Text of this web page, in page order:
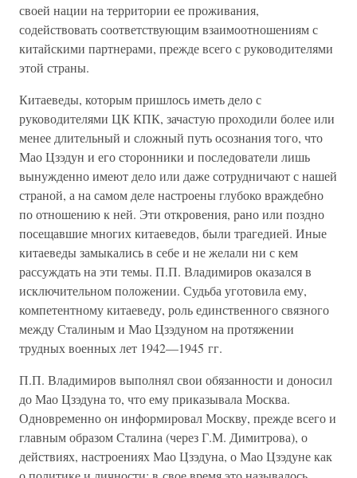
своей нации на территории ее проживания,
содействовать соответствующим взаимоотношениям с
китайскими партнерами, прежде всего с руководителями
этой страны.
Китаеведы, которым пришлось иметь дело с
руководителями ЦК КПК, зачастую проходили более или
менее длительный и сложный путь осознания того, что
Мао Цзэдун и его сторонники и последователи лишь
вынужденно имеют дело или даже сотрудничают с нашей
страной, а на самом деле настроены глубоко враждебно
по отношению к ней. Эти откровения, рано или поздно
посещавшие многих китаеведов, были трагедией. Иные
китаеведы замыкались в себе и не желали ни с кем
рассуждать на эти темы. П.П. Владимиров оказался в
исключительном положении. Судьба уготовила ему,
компетентному китаеведу, роль единственного связного
между Сталиным и Мао Цзэдуном на протяжении
трудных военных лет 1942—1945 гг.
П.П. Владимиров выполнял свои обязанности и доносил
до Мао Цзэдуна то, что ему приказывала Москва.
Одновременно он информировал Москву, прежде всего и
главным образом Сталина (через Г.М. Димитрова), о
действиях, настроениях Мао Цзэдуна, о Мао Цзэдуне как